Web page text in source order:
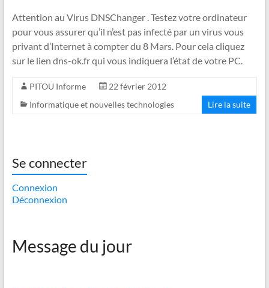
Attention au Virus DNSChanger . Testez votre ordinateur
pour vous assurer qu’il n’est pas infecté par un virus vous
privant d’Internet à compter du 8 Mars. Pour cela cliquez
sur le lien dns-ok.fr qui vous indiquera l’état de votre PC.
PITOU Informe
22 février 2012
Informatique et nouvelles technologies
Lire la suite
Se connecter
Connexion
Déconnexion
Message du jour